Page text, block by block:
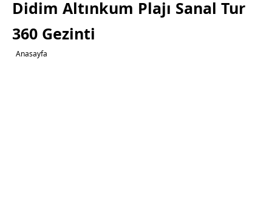
Didim Altınkum Plajı Sanal Tur
360 Gezinti
Anasayfa